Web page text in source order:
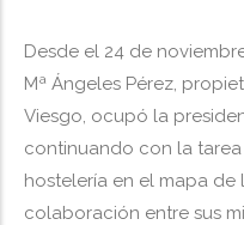
Desde el 24 de
Mª Ángeles Pérez,
Viesgo, ocupó la
continuando con la
hostelería en el mapa
colaboración entre sus